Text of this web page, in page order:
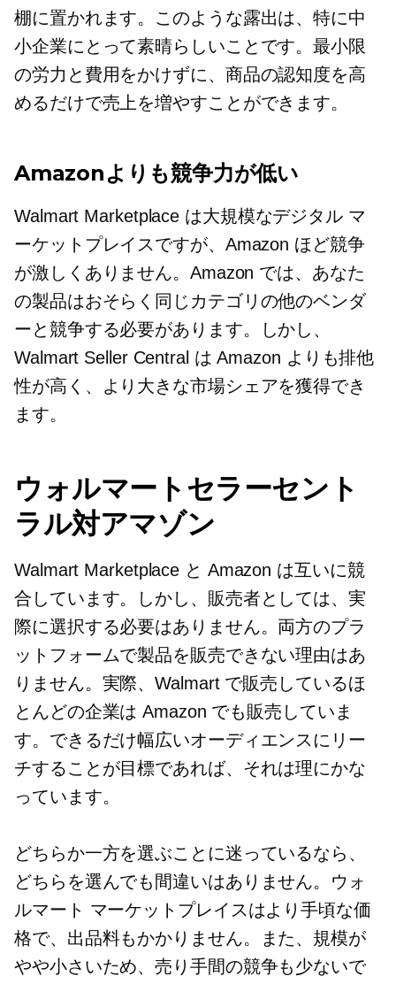
棚に置かれます。このような露出は、特に中
小企業にとって素晴らしいことです。最小限
の労力と費用をかけずに、商品の認知度を高
めるだけで売上を増やすことができます。
Amazonよりも競争力が低い
Walmart Marketplace は大規模なデジタル マ
ーケットプレイスですが、Amazon ほど競争
が激しくありません。Amazon では、あなた
の製品はおそらく同じカテゴリの他のベンダ
ーと競争する必要があります。しかし、
Walmart Seller Central は Amazon よりも排他
性が高く、より大きな市場シェアを獲得でき
ます。
ウォルマートセラーセント
ラル対アマゾン
Walmart Marketplace と Amazon は互いに競
合しています。しかし、販売者としては、実
際に選択する必要はありません。両方のプラ
ットフォームで製品を販売できない理由はあ
りません。実際、Walmart で販売しているほ
とんどの企業は Amazon でも販売していま
す。できるだけ幅広いオーディエンスにリー
チすることが目標であれば、それは理にかな
っています。
どちらか一方を選ぶことに迷っているなら、
どちらを選んでも間違いはありません。ウォ
ルマート マーケットプレイスはより手頃な価
格で、出品料もかかりません。また、規模が
やや小さいため、売り手間の競争も少ないで